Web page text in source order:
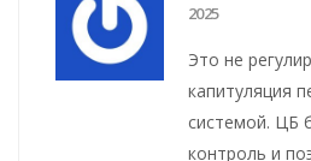
2025
Это не
капитуляция
системой. ЦБ
контроль и